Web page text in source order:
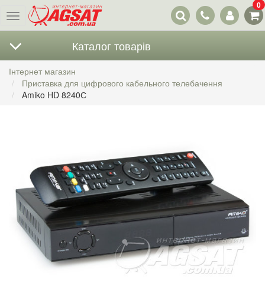
Меню
Наші
контакти
0
Каталог товарів
Інтернет магазин
Приставка для цифрового кабельного телебачення
Amiko HD 8240С